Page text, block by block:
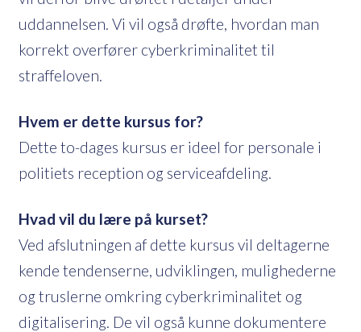
uddannelsen. Vi vil også drøfte, hvordan man
korrekt overfører cyberkriminalitet til
straffeloven.
Hvem er dette kursus for?
Dette to-dages kursus er ideel for personale i
politiets reception og serviceafdeling.
Hvad vil du lære på kurset?
Ved afslutningen af dette kursus vil deltagerne
kende tendenserne, udviklingen, mulighederne
og truslerne omkring cyberkriminalitet og
digitalisering. De vil også kunne dokumentere